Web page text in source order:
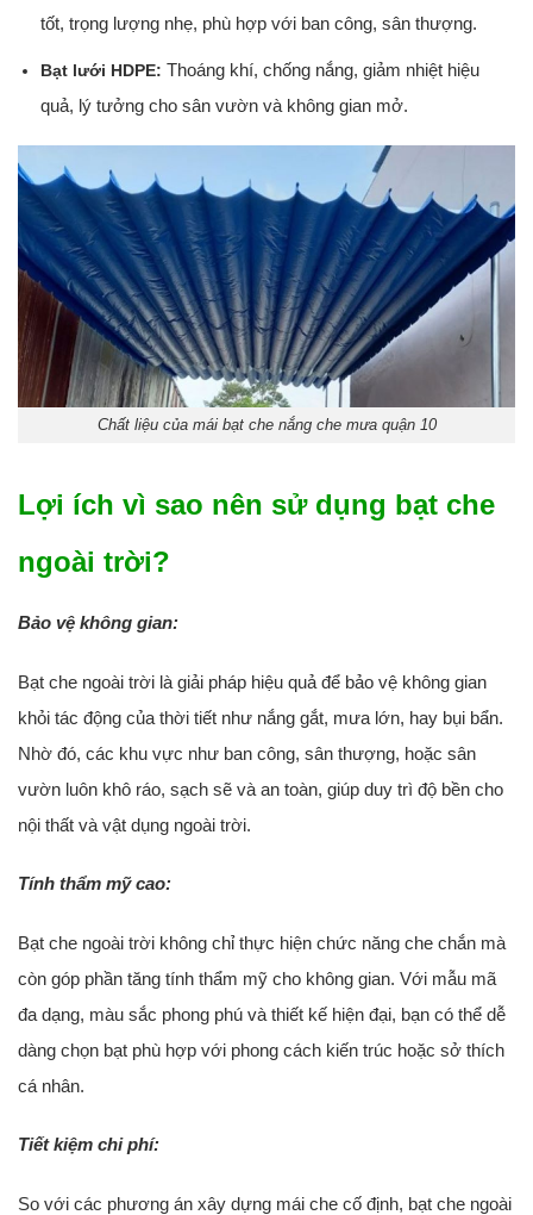
tốt, trọng lượng nhẹ, phù hợp với ban công, sân thượng.
Bạt lưới HDPE: Thoáng khí, chống nắng, giảm nhiệt hiệu
quả, lý tưởng cho sân vườn và không gian mở.
Chất liệu của mái bạt che nắng che mưa quận 10
Lợi ích vì sao nên sử dụng bạt che
ngoài trời?
Bảo vệ không gian:
Bạt che ngoài trời là giải pháp hiệu quả để bảo vệ không gian
khỏi tác động của thời tiết như nắng gắt, mưa lớn, hay bụi bẩn.
Nhờ đó, các khu vực như ban công, sân thượng, hoặc sân
vườn luôn khô ráo, sạch sẽ và an toàn, giúp duy trì độ bền cho
nội thất và vật dụng ngoài trời.
Tính thẩm mỹ cao:
Bạt che ngoài trời không chỉ thực hiện chức năng che chắn mà
còn góp phần tăng tính thẩm mỹ cho không gian. Với mẫu mã
đa dạng, màu sắc phong phú và thiết kế hiện đại, bạn có thể dễ
dàng chọn bạt phù hợp với phong cách kiến trúc hoặc sở thích
cá nhân.
Tiết kiệm chi phí:
So với các phương án xây dựng mái che cố định, bạt che ngoài